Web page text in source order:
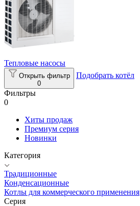
Тепловые насосы
Открыть фильтр
0
Подобрать котёл
Фильтры
0
Хиты продаж
Премиум серия
Новинки
Категория
Традиционные
Конденсационные
Котлы для коммерческого применения
Серия